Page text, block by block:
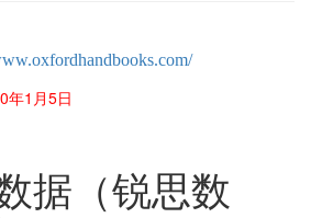
年1月5日
据（锐思数